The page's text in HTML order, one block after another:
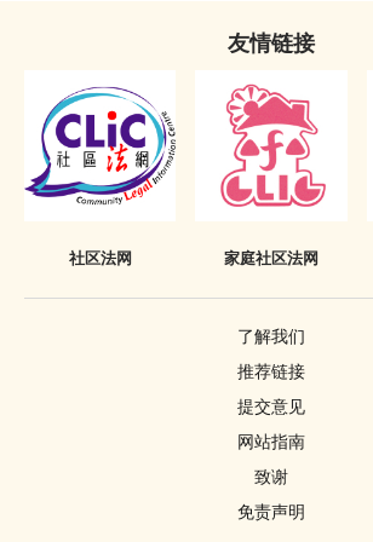
友情链接
社区法网 家庭社区法网
了解我们
推荐链接
提交意见
网站指南
致谢
免责声明